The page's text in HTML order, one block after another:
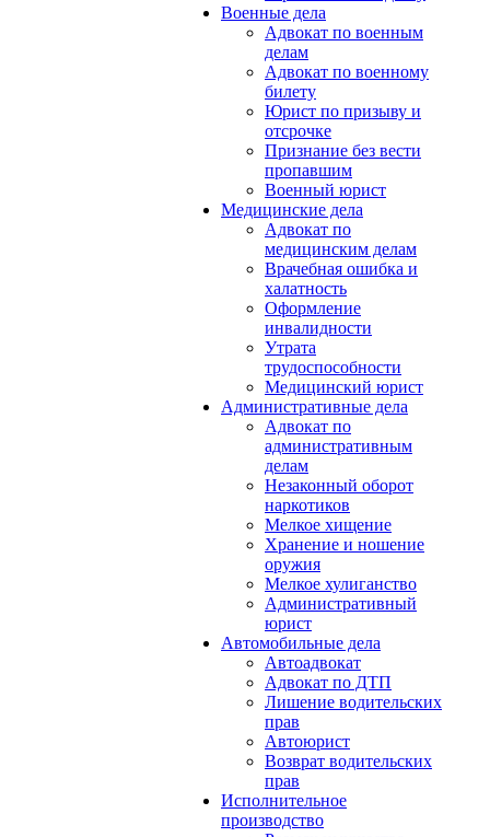
Военные дела
Адвокат по военным
делам
Адвокат по военному
билету
Юрист по призыву и
отсрочке
Признание без вести
пропавшим
Военный юрист
Медицинские дела
Адвокат по
медицинским делам
Врачебная ошибка и
халатность
Оформление
инвалидности
Утрата
трудоспособности
Медицинский юрист
Административные дела
Адвокат по
административным
делам
Незаконный оборот
наркотиков
Мелкое хищение
Хранение и ношение
оружия
Мелкое хулиганство
Административный
юрист
Автомобильные дела
Автоадвокат
Адвокат по ДТП
Лишение водительских
прав
Автоюрист
Возврат водительских
прав
Исполнительное
производство